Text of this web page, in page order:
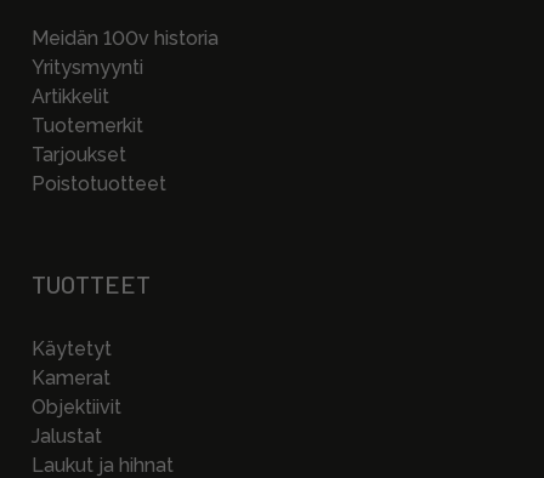
Meidän 100v historia
Yritysmyynti
Artikkelit
Tuotemerkit
Tarjoukset
Poistotuotteet
TUOTTEET
Käytetyt
Kamerat
Objektiivit
Jalustat
Laukut ja hihnat